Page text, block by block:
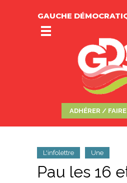
GAUCHE
ADHÉRER /
L'infolettre Une
Pau les 16